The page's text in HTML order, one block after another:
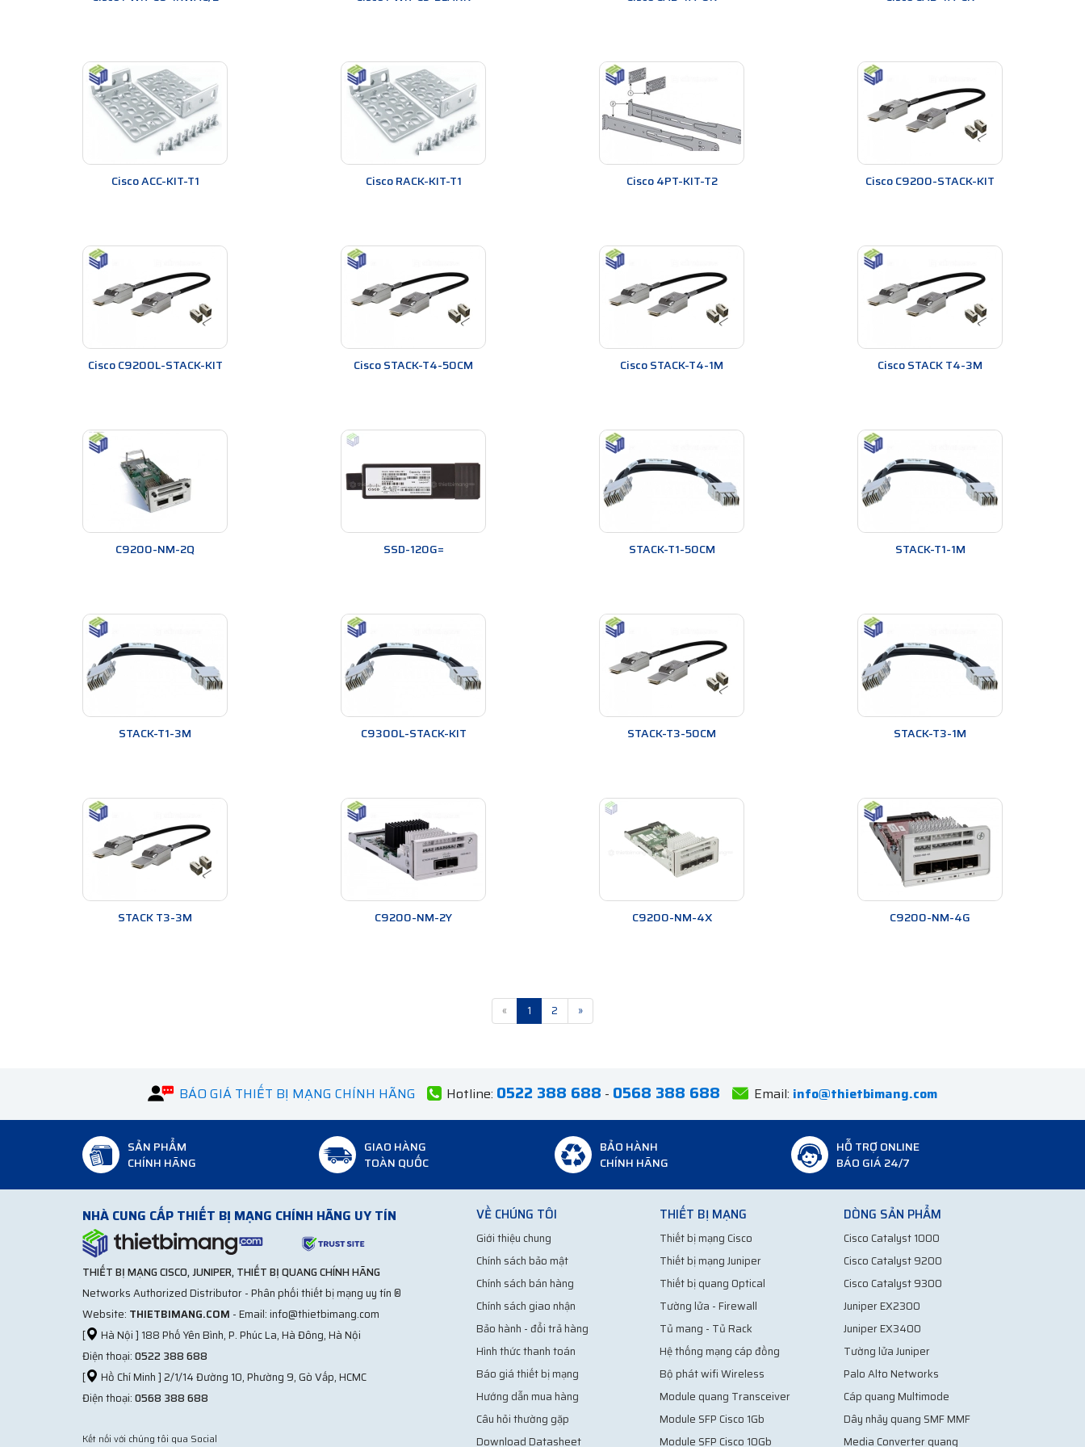
Hiệu suất tốt: Network Modules Cisco cung cấp khả năng kết nối mạng tốc độ cao và các tính năng mạng hiệu quả, giúp người dùng nâng cao hiệu suất của hệ thống mạng
của họ.
Hỗ trợ kỹ thuật tốt
: Cisco cung cấp các dịch vụ hỗ trợ kỹ thuật chuyên nghiệp, giúp người dùng giải quyết các vấn đề kỹ thuật liên quan đến Network Modules Cisco một
cách nhanh chóng và hiệu quả.
Network Modules Cisco phân phối có nhiều ưu điểm như tính linh hoạt, độ tin cậy cao, hiệu suất tốt và hỗ trợ kỹ thuật chuyên nghiệp, giúp người dùng mở rộng khả năng và tính
năng của hệ thống mạng của họ một cách dễ dàng và hiệu quả.
các thiết bị mạng với nhau và cung cấp các dịch vụ mạng cho người dùng.
Cisco ACC-KIT-T1 Cisco RACK-KIT-T1 Cisco 4PT-KIT-T2 Cisco C9200-STACK-KIT
Cisco C9200L-STACK-KIT Cisco STACK-T4-50CM Cisco STACK-T4-1M Cisco STACK T4-3M
C9200-NM-2Q SSD-120G= STACK-T1-50CM STACK-T1-1M
STACK-T1-3M C9300L-STACK-KIT STACK-T3-50CM STACK-T3-1M
STACK T3-3M C9200-NM-2Y C9200-NM-4X C9200-NM-4G
« 1 2 »
BÁO GIÁ THIẾT BỊ MẠNG CHÍNH HÃNG Hotline: 0522 388 688 - 0568 388 688 Email: info@thietbimang.com
SẢN PHẨM
CHÍNH HÃNG
GIAO HÀNG
TOÀN QUỐC
BẢO HÀNH
CHÍNH HÃNG
HỖ TRỢ ONLINE
BÁO GIÁ 24/7
NHÀ CUNG CẤP THIẾT BỊ MẠNG CHÍNH HÃNG UY TÍN
THIẾT BỊ MẠNG CISCO, JUNIPER, THIẾT BỊ QUANG CHÍNH HÃNG
Networks Authorized Distributor - Phân phối thiết bị mạng uy tín ®
Website: THIETBIMANG.COM - Email: info@thietbimang.com
[
Hà Nội ] 188 Phố Yên Bình, P. Phúc La, Hà Đông, Hà Nội
Điện thoại:0522 388 688
[
Hồ Chí Minh ] 2/1/14 Đường 10, Phường 9, Gò Vấp, HCMC
Điện thoại:0568 388 688
Kết nối với chúng tôi qua Social
VỀ CHÚNG TÔI
Giới thiệu chung
Chính sách bảo mật
Chính sách bán hàng
Chính sách giao nhận
Bảo hành - đổi trả hàng
Hình thức thanh toán
Báo giá thiết bị mạng
Hướng dẫn mua hàng
Câu hỏi thường gặp
Download Datasheet
THIẾT BỊ MẠNG
Thiết bị mạng Cisco
Thiết bị mạng Juniper
Thiết bị quang Optical
Tường lửa - Firewall
Tủ mang - Tủ Rack
Hệ thống mạng cáp đồng
Bộ phát wifi Wireless
Module quang Transceiver
Module SFP Cisco 1Gb
Module SFP Cisco 10Gb
DÒNG SẢN PHẨM
Cisco Catalyst 1000
Cisco Catalyst 9200
Cisco Catalyst 9300
Juniper EX2300
Juniper EX3400
Tường lửa Juniper
Palo Alto Networks
Cáp quang Multimode
Dây nhảy quang SMF MMF
Media Converter quang